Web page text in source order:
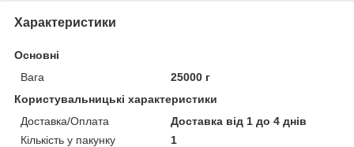
Характеристики
Основні
Вага
25000 г
Користувальницькі характеристики
Доставка/Оплата
Доставка від 1 до 4 днів
Кількість у пакунку
1